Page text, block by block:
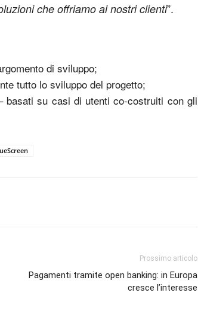
che offriamo ai nostri clienti”.
di sviluppo;
tutto lo sviluppo del progetto;
basati su casi di utenti co-costruiti con gli
Prossimo articolo
Pagamenti tramite open banking: in Europa
cresce l’interesse